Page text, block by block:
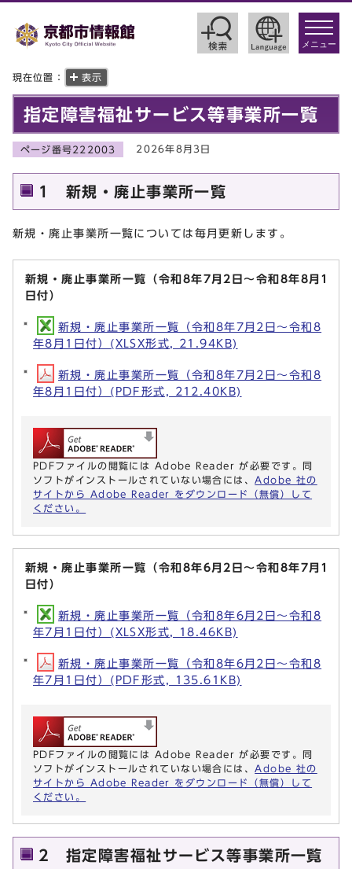
toggle
メニュー
現在位置： 表示
指定障害福祉サービス等事業所一覧
ページ番号222003 2026年8月3日
1 新規・廃止事業所一覧
新規・廃止事業所一覧については毎月更新します。
新規・廃止事業所一覧（令和8年7月2日～令和8年8月1
日付）
新規・廃止事業所一覧（令和8年7月2日～令和8
年8月1日付）(XLSX形式, 21.94KB)
新規・廃止事業所一覧（令和8年7月2日～令和8
年8月1日付）(PDF形式, 212.40KB)
PDFファイルの閲覧には Adobe Reader が必要です。同
ソフトがインストールされていない場合には、 Adobe 社の
サイトから Adobe Reader をダウンロード（無償）して
ください。
新規・廃止事業所一覧（令和8年6月2日～令和8年7月1
日付）
新規・廃止事業所一覧（令和8年6月2日～令和8
年7月1日付）(XLSX形式, 18.46KB)
新規・廃止事業所一覧（令和8年6月2日～令和8
年7月1日付）(PDF形式, 135.61KB)
PDFファイルの閲覧には Adobe Reader が必要です。同
ソフトがインストールされていない場合には、 Adobe 社の
サイトから Adobe Reader をダウンロード（無償）して
ください。
2 指定障害福祉サービス等事業所一覧